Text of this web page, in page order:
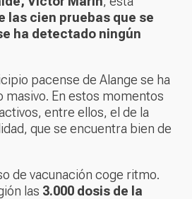
las cien pruebas que se
ha detectado ningún
pacense de Alange se ha
masivo. En estos momentos
entre ellos, el de la
que se encuentra bien de
de vacunación coge ritmo.
las 3.000 dosis de la